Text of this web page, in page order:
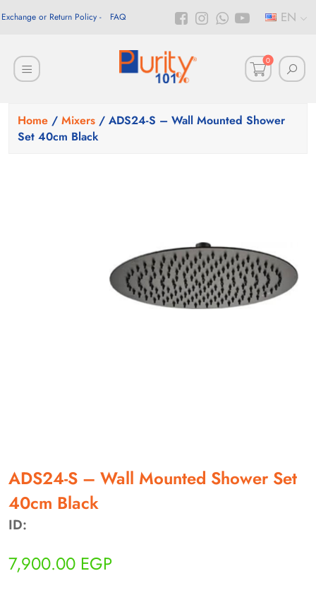
EN
Exchange or Return Policy FAQ
0
Home / Mixers / ADS24-S – Wall Mounted Shower
Set 40cm Black
ADS24-S – Wall Mounted Shower Set
40cm Black
ID:
7,900.00 EGP
◀